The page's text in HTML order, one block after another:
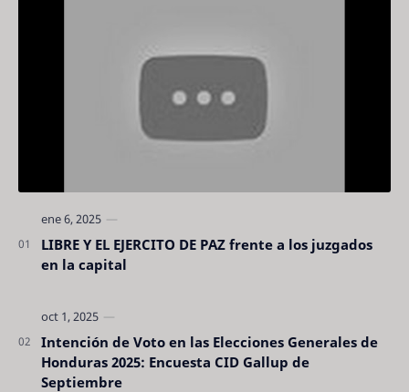
LIBRE Y EL EJERCITO DE PAZ frente a los juzgados
en la capital
Intención de Voto en las Elecciones Generales de
Honduras 2025: Encuesta CID Gallup de
Septiembre